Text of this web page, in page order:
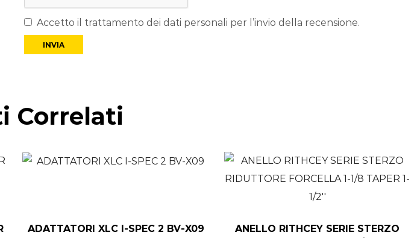
Accetto il trattamento dei dati personali per l’invio della recensione.
Correlati
ADATTATORI XLC I-SPEC 2 BV-X09
ANELLO RITHCEY SERIE STERZO